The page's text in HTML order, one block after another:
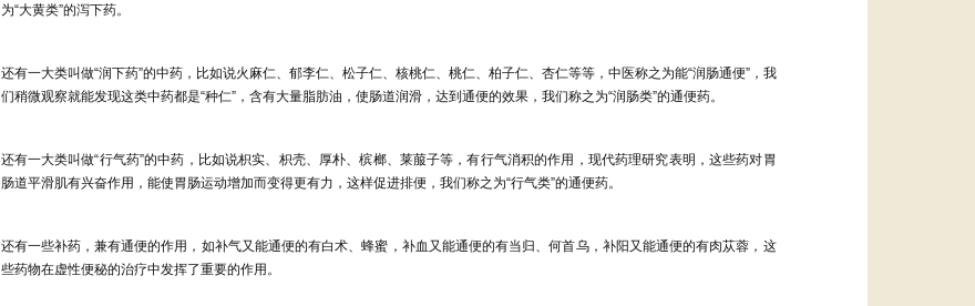
为“大黄类”的泻下药。
还有一大类叫做“润下药”的中药，比如说火麻仁、郁李仁、松子仁、核桃仁、桃仁、柏子仁、杏仁等等，中医称之为能“润肠通便”，我
们稍微观察就能发现这类中药都是“种仁”，含有大量脂肪油，使肠道润滑，达到通便的效果，我们称之为“润肠类”的通便药。
还有一大类叫做“行气药”的中药，比如说枳实、枳壳、厚朴、槟榔、莱菔子等，有行气消积的作用，现代药理研究表明，这些药对胃
肠道平滑肌有兴奋作用，能使胃肠运动增加而变得更有力，这样促进排便，我们称之为“行气类”的通便药。
还有一些补药，兼有通便的作用，如补气又能通便的有白术、蜂蜜，补血又能通便的有当归、何首乌，补阳又能通便的有肉苁蓉，这
些药物在虚性便秘的治疗中发挥了重要的作用。